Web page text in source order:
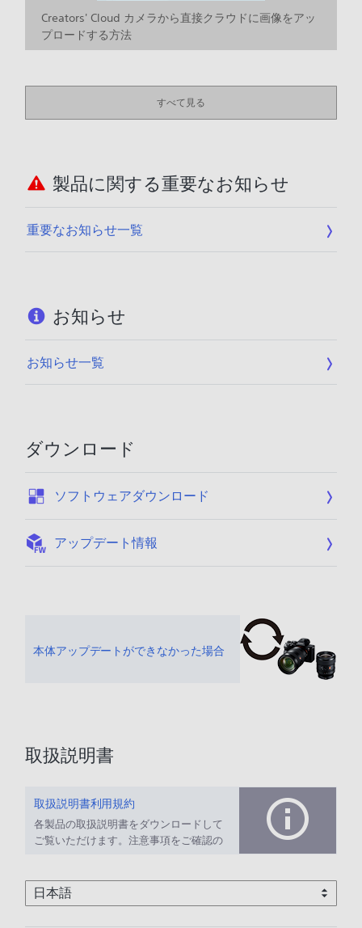
Creators' Cloud カメラから直接クラウドに画像をアッ
プロードする方法
すべて見る
製品に関する重要なお知らせ
重要なお知らせ一覧
お知らせ
お知らせ一覧
ダウンロード
ソフトウェアダウンロード
アップデート情報
本体アップデートができなかった場合
取扱説明書
取扱説明書利用規約
各製品の取扱説明書をダウンロードして
ご覧いただけます。注意事項をご確認の